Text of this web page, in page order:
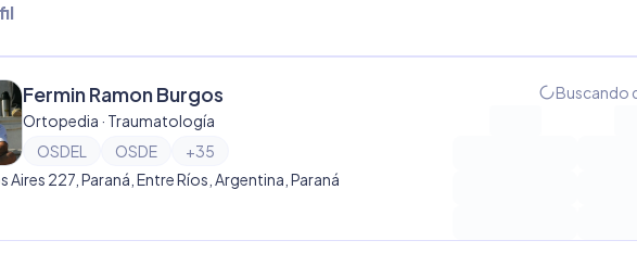
Fermin Ramon Burgos
Ortopedia · Traumatología
OSDEL
OSDE +35
Aires 227, Paraná, Entre Ríos, Argentina, Paraná
progress_activityBuscando